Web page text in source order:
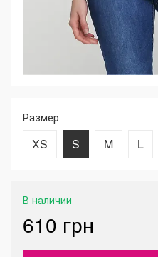
Размер
XS S M L
В наличии
610 грн